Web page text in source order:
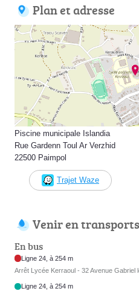
Plan et adresse
Piscine municipale Islandia
Rue Gardenn Toul Ar Verzhid
22500 Paimpol
Trajet Waze
Venir en
En bus
Ligne 24, à 254 m
Arrêt Lycée Kerraoul - 32 Avenue Gabriel
Ligne 24, à 254 m